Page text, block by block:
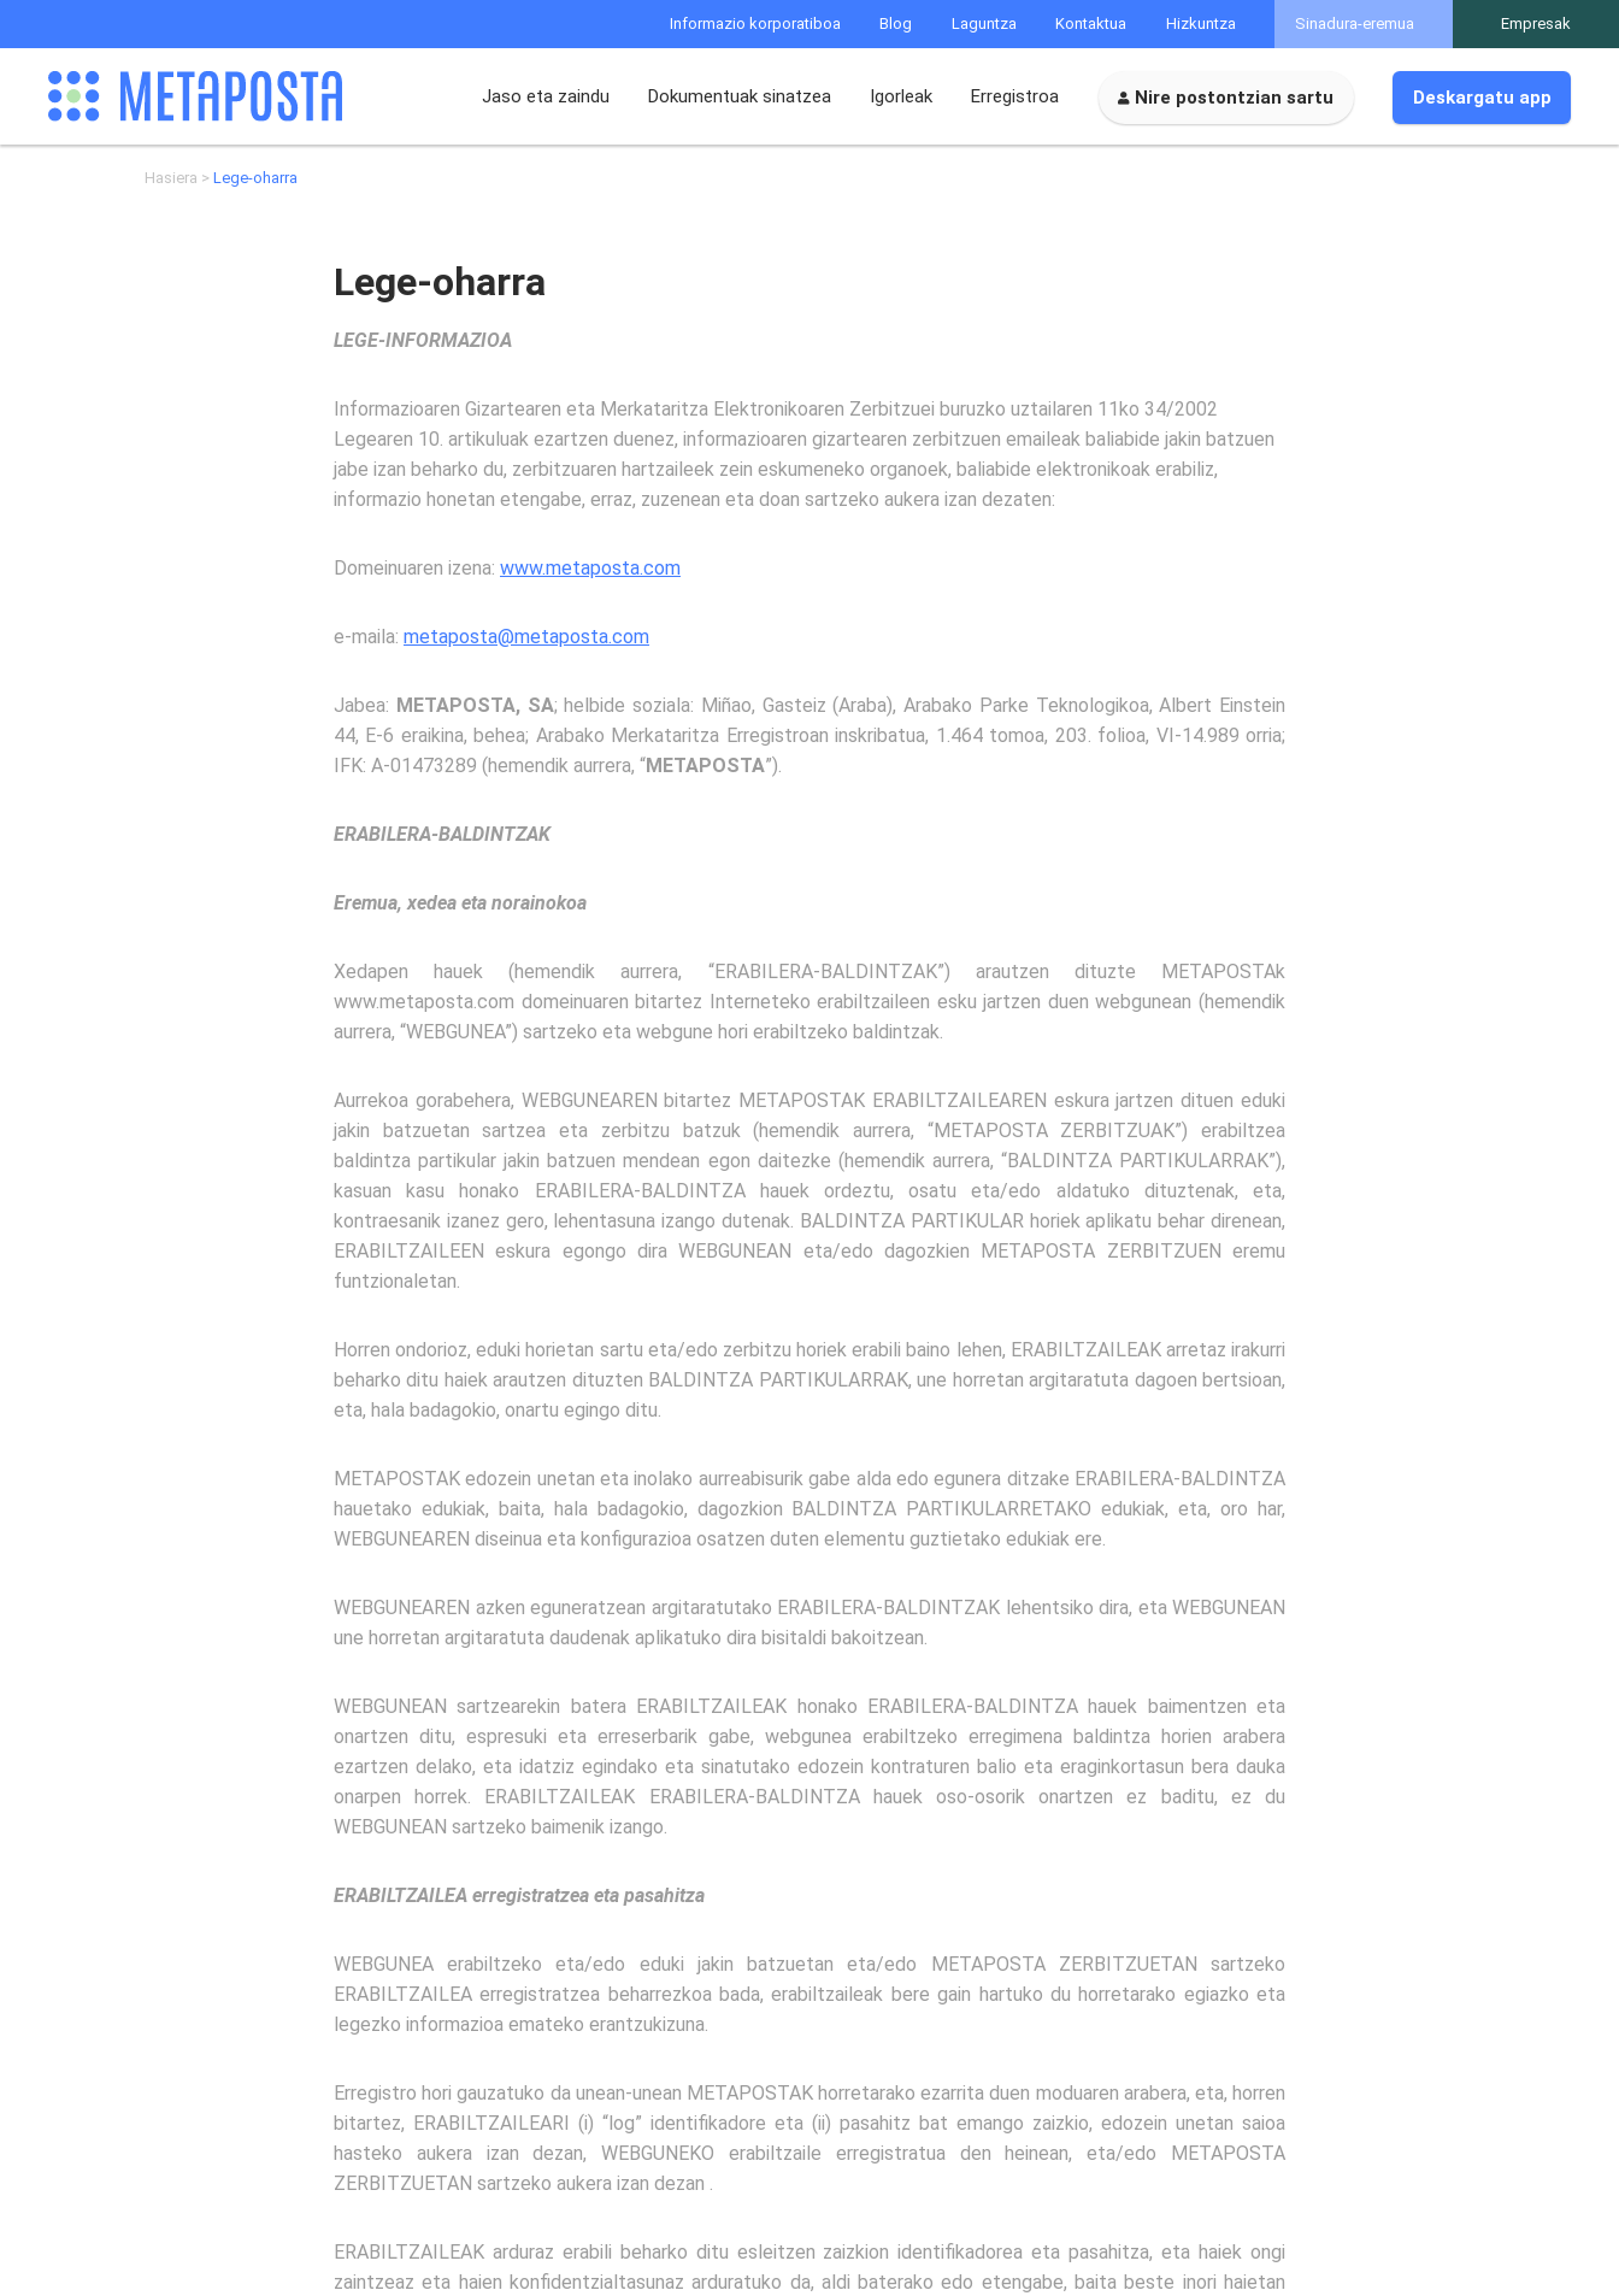
Informazio korporatiboa Blog Laguntza Kontaktua Hizkuntza Sinadura-eremua Empresak
Jaso eta zaindu Dokumentuak sinatzea Igorleak Erregistroa Nire postontzian sartu Deskargatu app
Hasiera Lege-oharra
Lege-oharra
LEGE-INFORMAZIOA
Informazioaren Gizartearen eta Merkataritza Elektronikoaren Zerbitzuei buruzko uztailaren 11ko 34/2002
Legearen 10. artikuluak ezartzen duenez, informazioaren gizartearen zerbitzuen emaileak baliabide jakin batzuen
jabe izan beharko du, zerbitzuaren hartzaileek zein eskumeneko organoek, baliabide elektronikoak erabiliz,
informazio honetan etengabe, erraz, zuzenean eta doan sartzeko aukera izan dezaten:
Domeinuaren izena: www.metaposta.com
e-maila: metaposta@metaposta.com
Jabea: METAPOSTA, SA; helbide soziala: Miñao, Gasteiz (Araba), Arabako Parke Teknologikoa, Albert Einstein
44, E-6 eraikina, behea; Arabako Merkataritza Erregistroan inskribatua, 1.464 tomoa, 203. folioa, VI-14.989 orria;
IFK: A-01473289 (hemendik aurrera, “METAPOSTA”).
ERABILERA-BALDINTZAK
Eremua, xedea eta norainokoa
Xedapen hauek (hemendik aurrera, “ERABILERA-BALDINTZAK”) arautzen dituzte METAPOSTAk
www.metaposta.com domeinuaren bitartez Interneteko erabiltzaileen esku jartzen duen webgunean (hemendik
aurrera, “WEBGUNEA”) sartzeko eta webgune hori erabiltzeko baldintzak.
Aurrekoa gorabehera, WEBGUNEAREN bitartez METAPOSTAK ERABILTZAILEAREN eskura jartzen dituen eduki
jakin batzuetan sartzea eta zerbitzu batzuk (hemendik aurrera, “METAPOSTA ZERBITZUAK”) erabiltzea
baldintza partikular jakin batzuen mendean egon daitezke (hemendik aurrera, “BALDINTZA PARTIKULARRAK”),
kasuan kasu honako ERABILERA-BALDINTZA hauek ordeztu, osatu eta/edo aldatuko dituztenak, eta,
kontraesanik izanez gero, lehentasuna izango dutenak. BALDINTZA PARTIKULAR horiek aplikatu behar direnean,
ERABILTZAILEEN eskura egongo dira WEBGUNEAN eta/edo dagozkien METAPOSTA ZERBITZUEN eremu
funtzionaletan.
Horren ondorioz, eduki horietan sartu eta/edo zerbitzu horiek erabili baino lehen, ERABILTZAILEAK arretaz irakurri
beharko ditu haiek arautzen dituzten BALDINTZA PARTIKULARRAK, une horretan argitaratuta dagoen bertsioan,
eta, hala badagokio, onartu egingo ditu.
METAPOSTAK edozein unetan eta inolako aurreabisurik gabe alda edo egunera ditzake ERABILERA-BALDINTZA
hauetako edukiak, baita, hala badagokio, dagozkion BALDINTZA PARTIKULARRETAKO edukiak, eta, oro har,
WEBGUNEAREN diseinua eta konfigurazioa osatzen duten elementu guztietako edukiak ere.
WEBGUNEAREN azken eguneratzean argitaratutako ERABILERA-BALDINTZAK lehentsiko dira, eta WEBGUNEAN
une horretan argitaratuta daudenak aplikatuko dira bisitaldi bakoitzean.
WEBGUNEAN sartzearekin batera ERABILTZAILEAK honako ERABILERA-BALDINTZA hauek baimentzen eta
onartzen ditu, espresuki eta erreserbarik gabe, webgunea erabiltzeko erregimena baldintza horien arabera
ezartzen delako, eta idatziz egindako eta sinatutako edozein kontraturen balio eta eraginkortasun bera dauka
onarpen horrek. ERABILTZAILEAK ERABILERA-BALDINTZA hauek oso-osorik onartzen ez baditu, ez du
WEBGUNEAN sartzeko baimenik izango.
ERABILTZAILEA erregistratzea eta pasahitza
WEBGUNEA erabiltzeko eta/edo eduki jakin batzuetan eta/edo METAPOSTA ZERBITZUETAN sartzeko
ERABILTZAILEA erregistratzea beharrezkoa bada, erabiltzaileak bere gain hartuko du horretarako egiazko eta
legezko informazioa emateko erantzukizuna.
Erregistro hori gauzatuko da unean-unean METAPOSTAK horretarako ezarrita duen moduaren arabera, eta, horren
bitartez, ERABILTZAILEARI (i) “log” identifikadore eta (ii) pasahitz bat emango zaizkio, edozein unetan saioa
hasteko aukera izan dezan, WEBGUNEKO erabiltzaile erregistratua den heinean, eta/edo METAPOSTA
ZERBITZUETAN sartzeko aukera izan dezan .
ERABILTZAILEAK arduraz erabili beharko ditu esleitzen zaizkion identifikadorea eta pasahitza, eta haiek ongi
zaintzeaz eta haien konfidentzialtasunaz arduratuko da, aldi baterako edo etengabe, baita beste inori haietan